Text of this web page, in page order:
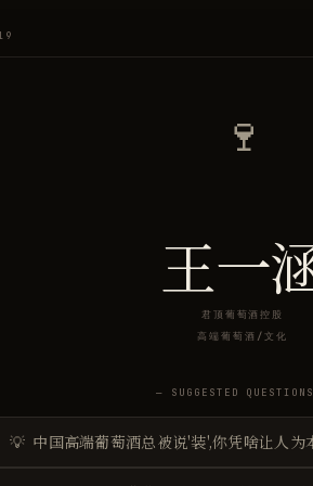
🍷
王一
君顶葡萄酒控股
高端葡萄酒/文化
— SUGGESTED
💡 中国高端葡萄酒总被说'装',你凭啥让人为